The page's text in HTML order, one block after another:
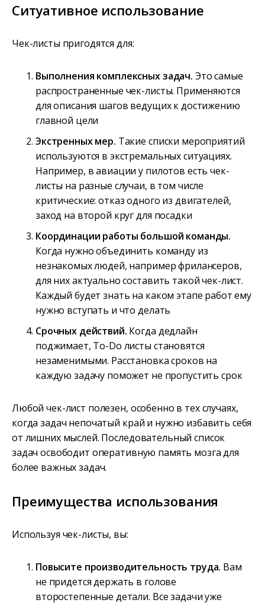
Ситуативное использование
Чек-листы пригодятся для:
Выполнения комплексных задач. Это самые
распространенные чек-листы. Применяются
для описания шагов ведущих к достижению
главной цели
Экстренных мер. Такие списки мероприятий
используются в экстремальных ситуациях.
Например, в авиации у пилотов есть чек-
листы на разные случаи, в том числе
критические: отказ одного из двигателей,
заход на второй круг для посадки
Координации работы большой команды.
Когда нужно объединить команду из
незнакомых людей, например фрилансеров,
для них актуально составить такой чек-лист.
Каждый будет знать на каком этапе работ ему
нужно вступать и что делать
Срочных действий. Когда дедлайн
поджимает, To-Do листы становятся
незаменимыми. Расстановка сроков на
каждую задачу поможет не пропустить срок
Любой чек-лист полезен, особенно в тех случаях,
когда задач непочатый край и нужно избавить себя
от лишних мыслей. Последовательный список
задач освободит оперативную память мозга для
более важных задач.
Преимущества использования
Используя чек-листы, вы:
Повысите производительность труда. Вам
не придется держать в голове
второстепенные детали. Все задачи уже